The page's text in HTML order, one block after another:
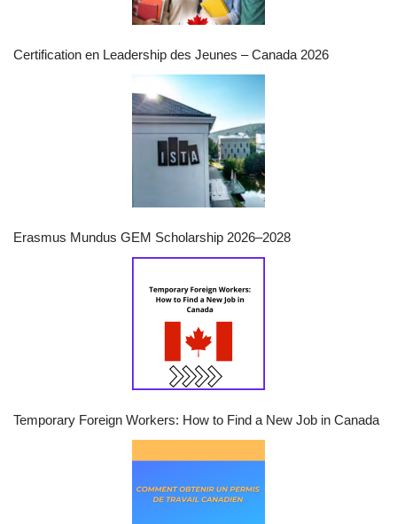
Certification en Leadership des Jeunes – Canada 2026
Erasmus Mundus GEM Scholarship 2026–2028
Temporary Foreign Workers: How to Find a New Job in Canada